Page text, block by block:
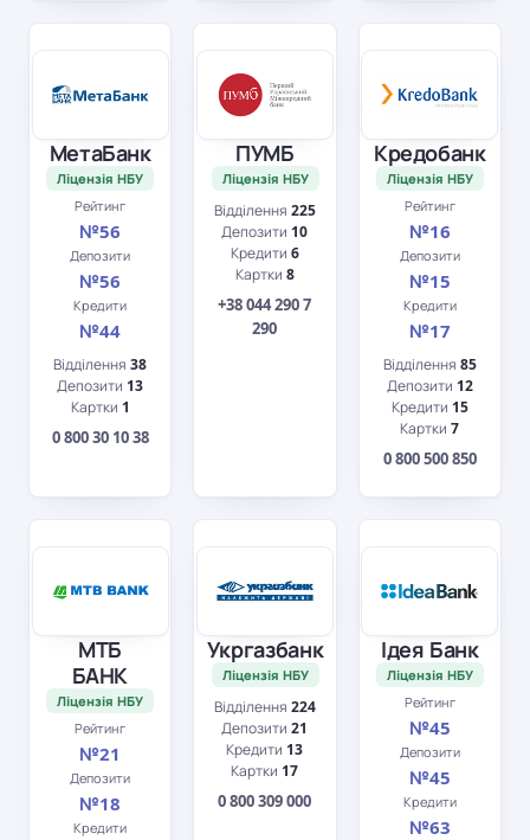
МетаБанк
Ліцензія НБУ
Рейтинг
№56
Депозити
№56
Кредити
№44
Відділення38
Депозити 13
Картки 1
0 800 30 10 38
ПУМБ
Ліцензія НБУ
Відділення 225
Депозити 10
Кредити 6
Картки 8
+38 044 290 7
290
Кредобанк
Ліцензія НБУ
Рейтинг
№16
Депозити
№15
Кредити
№17
Відділення 85
Депозити 12
Кредити 15
Картки7
0 800 500 850
МТБ
БАНК
Ліцензія НБУ
Рейтинг
№21
Депозити
№18
Кредити
Укргазбанк
Ліцензія НБУ
Відділення 224
Депозити21
Кредити 13
Картки 17
0 800 309 000
Ідея Банк
Ліцензія НБУ
Рейтинг
№45
Депозити
№45
Кредити
№63